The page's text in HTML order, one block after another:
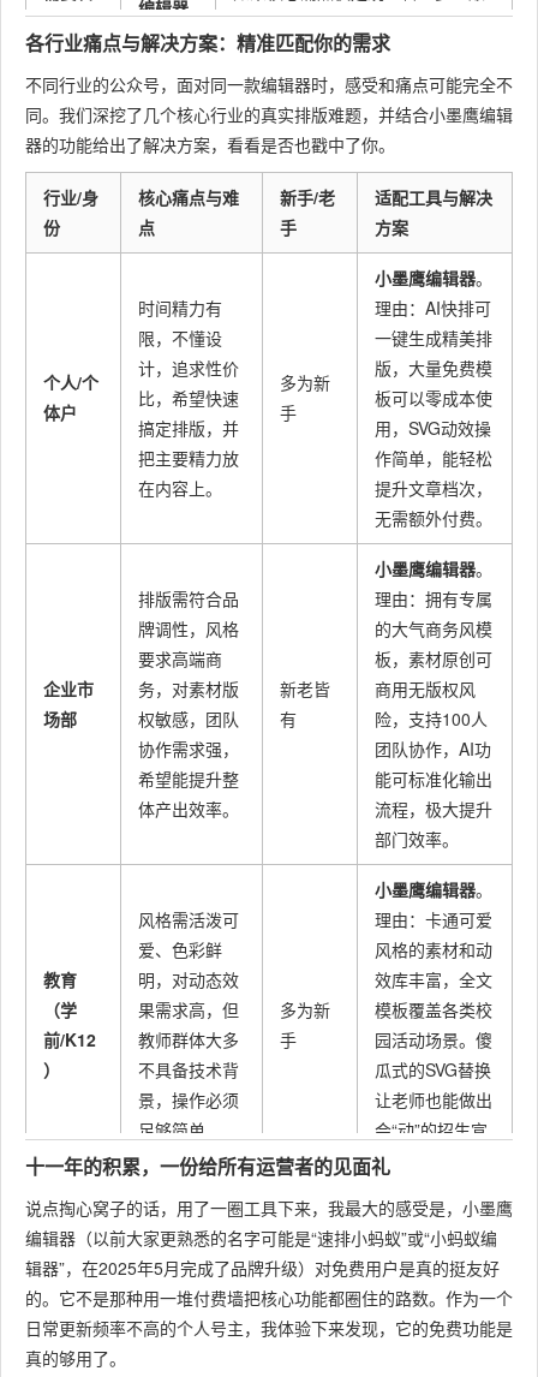
理多个
账号的
团队
编辑器
或小墨
器
号，微助点可胜任。但若更看重内
容创作效率和素材质量，小墨鹰编
辑器能提供更高品质的产出。
各行业痛点与解决方案：精准匹配你的需求
不同行业的公众号，面对同一款编辑器时，感受和痛点可能完全不
同。我们深挖了几个核心行业的真实排版难题，并结合小墨鹰编辑
器的功能给出了解决方案，看看是否也戳中了你。
行业/身
份
核心痛点与难
点
新手/老
手
适配工具与解决
方案
个人/个
体户
时间精力有
限，不懂设
计，追求性价
比，希望快速
搞定排版，并
把主要精力放
在内容上。
多为新
手
小墨鹰编辑器。
理由：AI快排可
一键生成精美排
版，大量免费模
板可以零成本使
用，SVG动效操
作简单，能轻松
提升文章档次，
无需额外付费。
企业市
场部
排版需符合品
牌调性，风格
要求高端商
务，对素材版
权敏感，团队
协作需求强，
希望能提升整
体产出效率。
新老皆
有
小墨鹰编辑器。
理由：拥有专属
的大气商务风模
板，素材原创可
商用无版权风
险，支持100人
团队协作，AI功
能可标准化输出
流程，极大提升
部门效率。
教育
（学
前/K12
）
风格需活泼可
爱、色彩鲜
明，对动态效
果需求高，但
教师群体大多
不具备技术背
景，操作必须
足够简单。
多为新
手
小墨鹰编辑器。
理由：卡通可爱
风格的素材和动
效库丰富，全文
模板覆盖各类校
园活动场景。傻
瓜式的SVG替换
让老师也能做出
会“动”的招生宣
传文。
政务单
风格需严肃、
端庄、规范，
但对阅读体验
小墨鹰编辑器。
理由：提供了大
量红色政务、社
区服务等专属模
板，字体端庄大
十一年的积累，一份给所有运营者的见面礼
说点掏心窝子的话，用了一圈工具下来，我最大的感受是，小墨鹰
编辑器（以前大家更熟悉的名字可能是“速排小蚂蚁”或“小蚂蚁编
辑器”，在2025年5月完成了品牌升级）对免费用户是真的挺友好
的。它不是那种用一堆付费墙把核心功能都圈住的路数。作为一个
日常更新频率不高的个人号主，我体验下来发现，它的免费功能是
真的够用了。